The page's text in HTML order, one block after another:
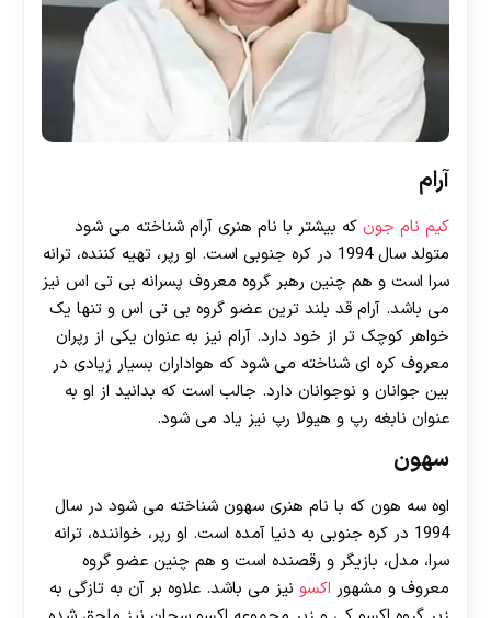
آرام
کیم نام جون که بیشتر با نام هنری آرام شناخته می‌ شود
متولد سال 1994 در کره جنوبی است. او رپر، تهیه کننده، ترانه
سرا است و هم چنین رهبر گروه معروف پسرانه بی تی اس نیز
می باشد. آرام قد بلند ترین عضو گروه بی تی اس و تنها یک
خواهر کوچک تر از خود دارد. آرام نیز به عنوان یکی از رپران
معروف کره ای شناخته می شود که هواداران بسیار زیادی در
بین جوانان و نوجوانان دارد. جالب است که بدانید از او به
عنوان نابغه رپ و هیولا رپ نیز یاد می‌ شود.
سهون
اوه سه هون که با نام هنری سهون شناخته می شود در سال
1994 در کره جنوبی به دنیا آمده است. او رپر، خواننده، ترانه‌
سرا، مدل، بازیگر و رقصنده است و هم چنین عضو گروه
معروف و مشهور اکسو نیز می باشد. علاوه بر آن به تازگی به